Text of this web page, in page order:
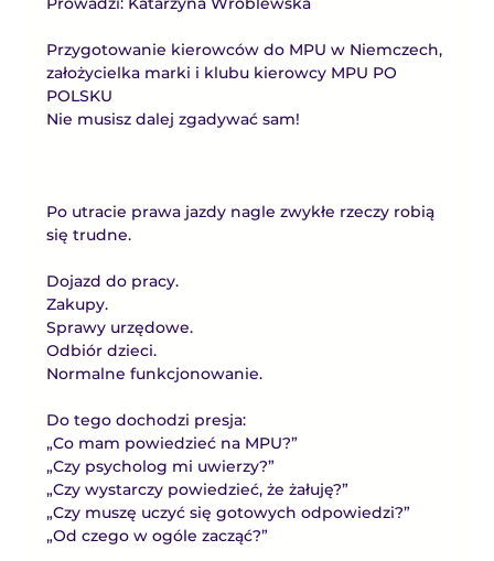
Przygotowanie kierowców do MPU w Niemczech,
założycielka marki i klubu kierowcy MPU PO
POLSKU
Nie musisz dalej zgadywać sam!
Po utracie prawa jazdy nagle zwykłe rzeczy robią
się trudne.
Dojazd do pracy.
Zakupy.
Sprawy urzędowe.
Odbiór dzieci.
Normalne funkcjonowanie.
Do tego dochodzi presja:
„Co mam powiedzieć na MPU?”
„Czy psycholog mi uwierzy?”
„Czy wystarczy powiedzieć, że żałuję?”
„Czy muszę uczyć się gotowych odpowiedzi?”
„Od czego w ogóle zacząć?”